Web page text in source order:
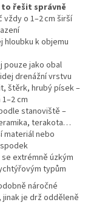
to řešit správně
vždy o 1–2 cm širší
hloubku k objemu
pouze jako obal
drenážní vrstvu
štěrk, hrubý písek –
cm
stanoviště –
terakota…
materiál nebo
extrémně úzkým
typům
náročné
je drž odděleně